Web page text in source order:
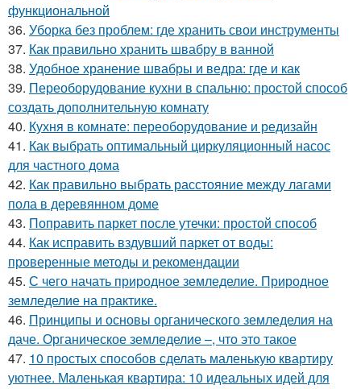
функциональной
36. Уборка без проблем: где хранить свои инструменты
37. Как правильно хранить швабру в ванной
38. Удобное хранение швабры и ведра: где и как
39. Переоборудование кухни в спальню: простой способ
создать дополнительную комнату
40. Кухня в комнате: переоборудование и редизайн
41. Как выбрать оптимальный циркуляционный насос
для частного дома
42. Как правильно выбрать расстояние между лагами
пола в деревянном доме
43. Поправить паркет после утечки: простой способ
44. Как исправить вздувший паркет от воды:
проверенные методы и рекомендации
45. С чего начать природное земледелие. Природное
земледелие на практике.
46. Принципы и основы органического земледелия на
даче. Органическое земледелие –, что это такое
47. 10 простых способов сделать маленькую квартиру
уютнее. Маленькая квартира: 10 идеальных идей для